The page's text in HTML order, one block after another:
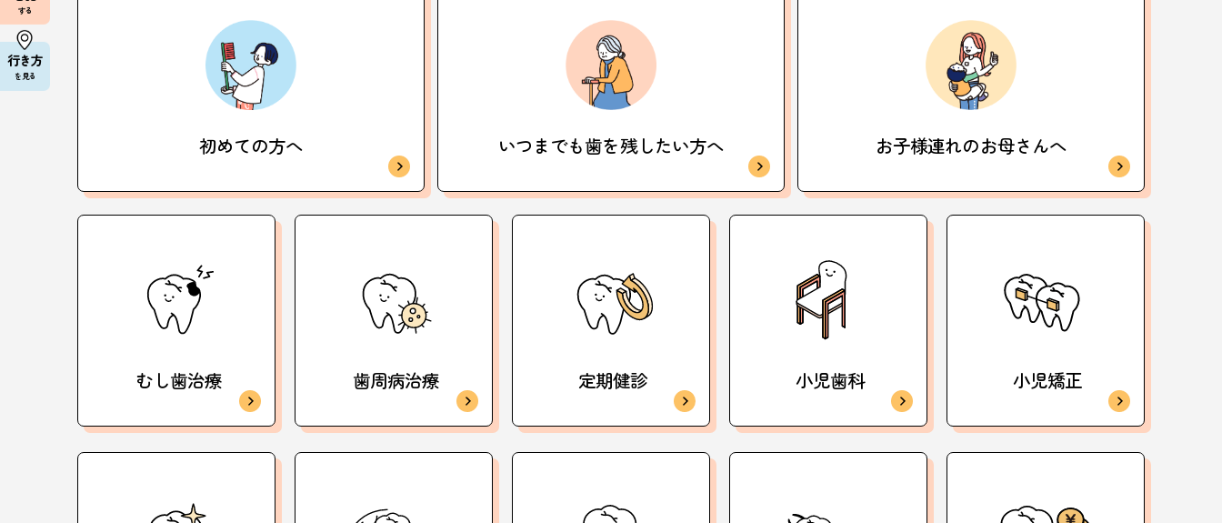
初めての方へ いつまでも歯を残したい方へ お子様連れのお母さんへ
むし歯治療 歯周病治療 定期健診 小児歯科 小児矯正
する
行き方
を見る